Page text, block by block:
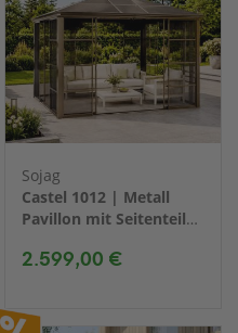
Sojag
Castel 1012 | Metall
Pavillon mit Seitenteilen
2.599,00 €